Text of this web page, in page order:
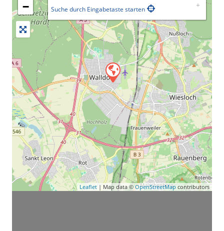
−
Suche durch Eingabetaste starten
Leaflet | Map data ©OpenStreetMap contributors